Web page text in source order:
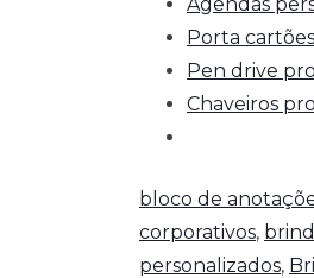
Porta
Pen drive
Chaveiros
bloco de
corporativos,
personalizados,